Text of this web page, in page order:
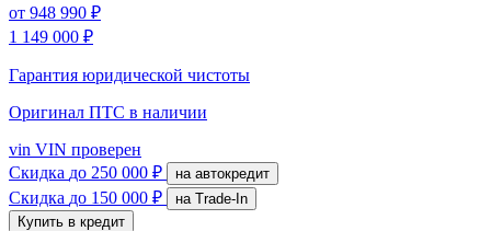
от 948 990 ₽
1 149 000 ₽
Гарантия юридической чистоты
Оригинал ПТС в наличии
vin VIN проверен
Скидка до 250 000 ₽ на автокредит
Скидка до 150 000 ₽
на Trade-In
Купить в кредит